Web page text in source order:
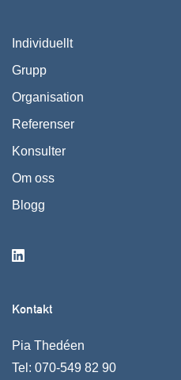
Individuellt
Grupp
Organisation
Referenser
Konsulter
Om oss
Blogg
Kontakt
Pia Thedéen
Tel: 070-549 82 90